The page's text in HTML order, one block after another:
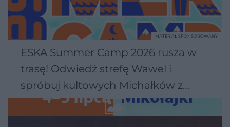
ESKA Summer Camp 2026 rusza w
trasę! Odwiedź strefę Wawel i
spróbuj kultowych Michałków z
Wawelu
MATERIAŁ SPONSOROWANY